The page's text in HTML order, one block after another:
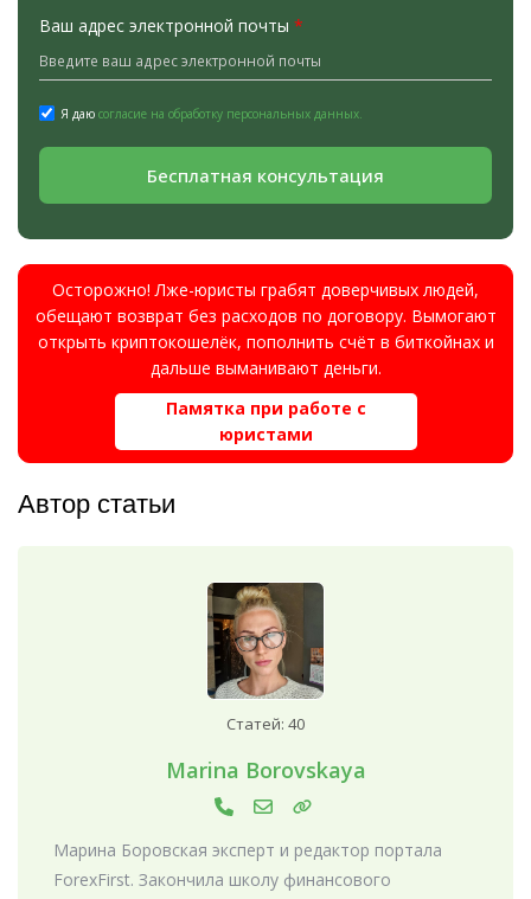
Ваш адрес электронной почты *
Я даю согласие на обработку персональных данных.
Бесплатная консультация
Осторожно! Лже-юристы грабят доверчивых людей,
обещают возврат без расходов по договору. Вымогают
открыть криптокошелёк, пополнить счёт в биткойнах и
дальше выманивают деньги.
Памятка при работе с
юристами
Автор статьи
Статей: 40
Marina Borovskaya
Марина Боровская эксперт и редактор портала
ForexFirst. Закончила школу финансового